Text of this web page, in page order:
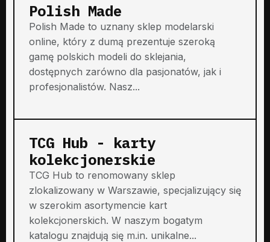
Polish Made
Polish Made to uznany sklep modelarski
online, który z dumą prezentuje szeroką
gamę polskich modeli do sklejania,
dostępnych zarówno dla pasjonatów, jak i
profesjonalistów. Nasz...
TCG Hub - karty
kolekcjonerskie
TCG Hub to renomowany sklep
zlokalizowany w Warszawie, specjalizujący się
w szerokim asortymencie kart
kolekcjonerskich. W naszym bogatym
katalogu znajdują się m.in. unikalne...